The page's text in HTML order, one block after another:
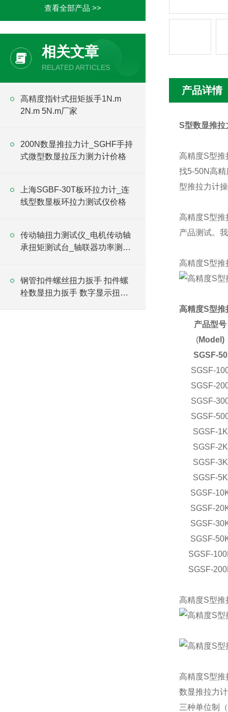
查看全部产品 >>
相关文章
RELATED ARTICLES
高精度指针式扭矩扳手1N.m
2N.m 5N.m厂家
200N数显推拉力计_SGHF手持
式微型数显拉压力测力计价格
上海SGBF-30T板环拉力计_连
线型数显板环拉力测试仪价格
传动轴扭力测试仪_电机传动轴
承扭矩测试台_轴联器功率测试
钢管扣件螺丝扭力扳手 扣件螺
栓数显扭力扳手 数字显示扭力
产品详情
S型数显推拉
高精度S型推
找5-50N高
型推拉力计
高精度S型
产品测试。
高精度S型推
高精度S型推
产品型号
(Model)
SGSF-50
SGSF-
SGSF-
SGSF-
SGSF-
SGSF-1K
SGSF-2K
SGSF-3K
SGSF-5K
SGSF-
SGSF-
SGSF-
SGSF-
SGSF-
SGSF-
高精度S型推
高精度S型推
数显推拉力
三种单位制